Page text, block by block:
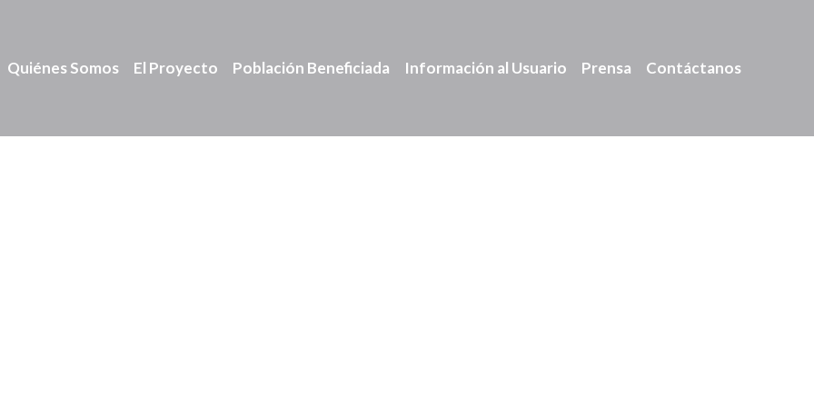
Quiénes Somos El Proyecto Población Beneficiada Información al Usuario Prensa Contáctanos